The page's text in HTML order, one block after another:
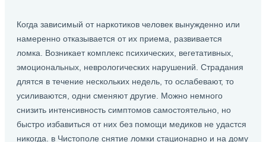
Когда зависимый от наркотиков человек вынужденно или
намеренно отказывается от их приема, развивается
ломка. Возникает комплекс психических, вегетативных,
эмоциональных, неврологических нарушений. Страдания
длятся в течение нескольких недель, то ослабевают, то
усиливаются, одни сменяют другие. Можно немного
снизить интенсивность симптомов самостоятельно, но
быстро избавиться от них без помощи медиков не удастся
никогда. в Чистополе снятие ломки стационарно и на дому